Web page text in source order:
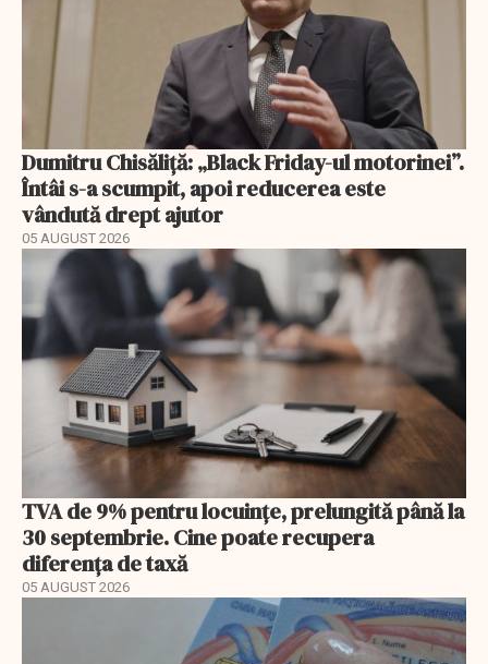
Dumitru Chisăliță: „Black Friday-ul motorinei”.
Întâi s-a scumpit, apoi reducerea este
vândută drept ajutor
05 AUGUST 2026
TVA de 9% pentru locuințe, prelungită până la
30 septembrie. Cine poate recupera
diferența de taxă
05 AUGUST 2026